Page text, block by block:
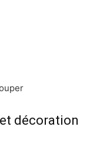
décoration